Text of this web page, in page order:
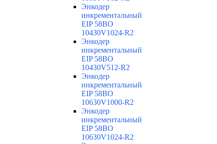
Энкодер
инкрементальный
EIP 58BO
10430V1024-R2
Энкодер
инкрементальный
EIP 58BO
10430V512-R2
Энкодер
инкрементальный
EIP 58BO
10630V1000-R2
Энкодер
инкрементальный
EIP 58BO
10630V1024-R2